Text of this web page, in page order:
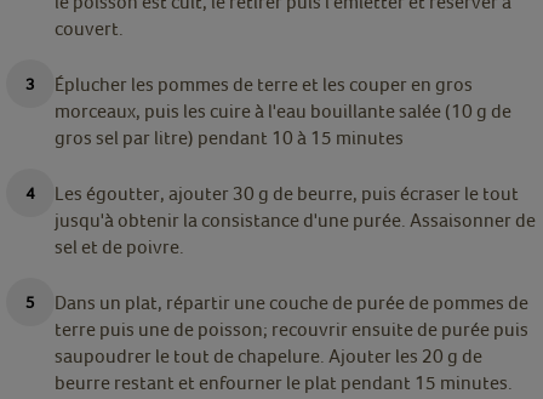
couvert.
Éplucher les pommes de terre et les couper en gros
morceaux, puis les cuire à l'eau bouillante salée (10 g de
gros sel par litre) pendant 10 à 15 minutes
Les égoutter, ajouter 30 g de beurre, puis écraser le tout
jusqu'à obtenir la consistance d'une purée. Assaisonner de
sel et de poivre.
Dans un plat, répartir une couche de purée de pommes de
terre puis une de poisson; recouvrir ensuite de purée puis
saupoudrer le tout de chapelure. Ajouter les 20 g de
beurre restant et enfourner le plat pendant 15 minutes.